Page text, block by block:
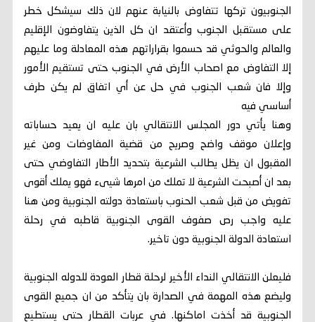
الجنوبيون تركها تتفاوض بالنيابة عنهم لان ذلك سيشكل خطر
على مستقبل الجنوب وأعتقد ان كل الذين يتفاوضون الإقليم
والعالم والحوثي قد حسموا بقراراتهم هذه المعادلة وما عليهم
إلا التفاوض مع اصحاب الأرض في الجنوب حتى تستقيم الأمور
وإلا فان شعب الجنوب في حل عن أي اتفاق لم يكن طرف
أساسي فيه
وهنا يأتي دور المجلس الانتقالي بان عليه ان يعيد حساباته
وإعلان موقف واضح وصريح من قضية المفاوضات ومن غير
المقبول ان يظل يطالب الشرعية بتحديد الأطار التفاوضي حتى
بعد ان أصبحت الشرعية لا تملك من امرها شيىء فهو يملك أقوى
تفويض من قبل شعب الحنوب باستعادة دولته الجنوبية ومن هنا
عليه واجب رص صفوف القوى الجنوبية قاطبه في رحلة
استعادة الدولة الجنوبية دون تاخير.
فليعلن الانتقالي النداء الأخير لرحلة قطار العودة للدوله الجنوبية
وليضع هذه المهمة في الصدارة بان يتأكد من ان جميع القوى
الجنوبية قد أخذت اماكنها. في عربات القطار حتى يستطيع